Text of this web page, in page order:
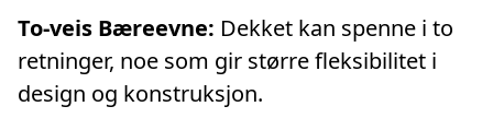
To-veis Bæreevne: Dekket kan spenne i to
retninger, noe som gir større fleksibilitet i
design og konstruksjon.